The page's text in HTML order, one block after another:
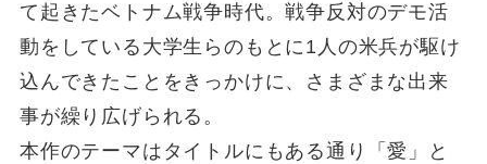
て起きたベトナム戦争時代。戦争反対のデモ活
動をしている大学生らのもとに1人の米兵が駆け
込んできたことをきっかけに、さまざまな出来
事が繰り広げられる。
本作のテーマはタイトルにもある通り「愛」と